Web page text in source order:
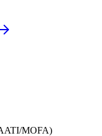
MOFA)